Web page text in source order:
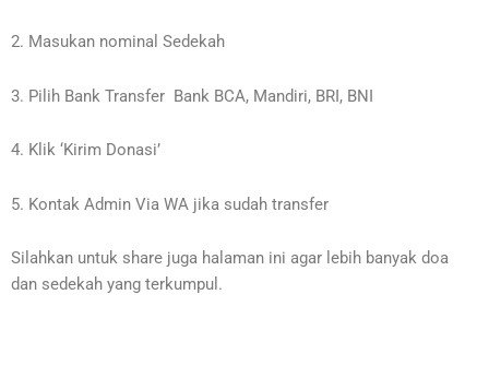
2. Masukan nominal Sedekah
3. Pilih Bank Transfer Bank BCA, Mandiri, BRI, BNI
4. Klik ‘Kirim Donasi’
5. Kontak Admin Via WA jika sudah transfer
Silahkan untuk share juga halaman ini agar lebih banyak doa
dan sedekah yang terkumpul.